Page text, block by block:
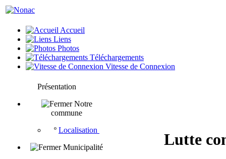
Accueil
Liens
Photos
Téléchargements
Vitesse de Connexion
Présentation
Notre
commune
º Localisation
Municipalité
Lutte